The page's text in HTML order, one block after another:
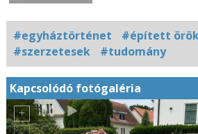
#egyháztörténet
#épített
#szerzetesek
#tudomány
Kapcsolódó fotógaléria